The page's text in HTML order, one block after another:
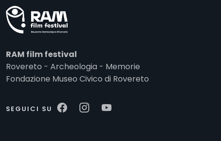
RAM film festival
Rovereto - Archeologia - Memorie
Fondazione Museo Civico di Rovereto
SEGUICI SU